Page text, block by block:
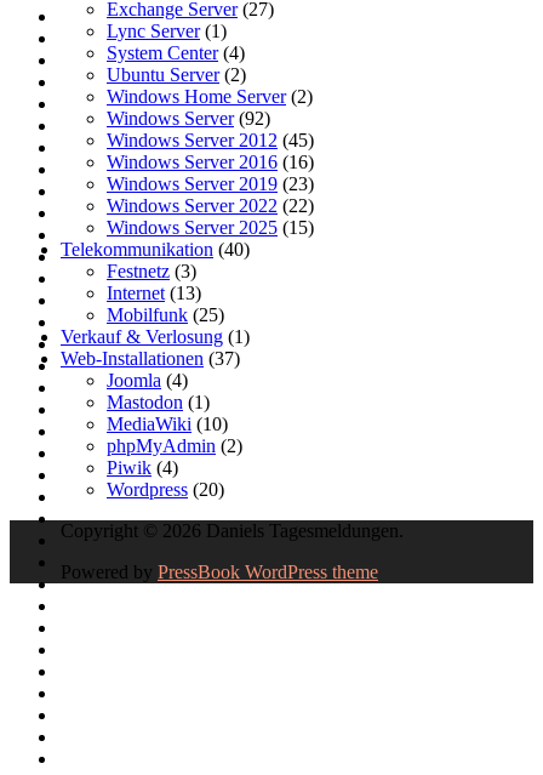
Exchange Server(27)
Lync Server(1)
System Center(4)
Ubuntu Server(2)
Windows Home Server(2)
Windows Server(92)
Windows Server 2012 (45)
Windows Server 2016 (16)
Windows Server 2019 (23)
Windows Server 2022 (22)
Windows Server 2025 (15)
Telekommunikation (40)
Festnetz (3)
Internet (13)
Mobilfunk (25)
Verkauf & Verlosung (1)
Web-Installationen (37)
Joomla (4)
Mastodon (1)
MediaWiki (10)
phpMyAdmin (2)
Piwik (4)
Wordpress (20)
Copyright © 2026 Daniels Tagesmeldungen.
Powered by PressBook WordPress theme